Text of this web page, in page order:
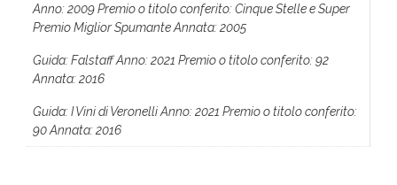
Anno: 2009 Premio o titolo conferito: Cinque Stelle e Super
Premio Miglior Spumante Annata: 2005
Guida: Falstaff Anno: 2021 Premio o titolo conferito: 92
Annata: 2016
Guida: I Vini di Veronelli Anno: 2021 Premio o titolo conferito:
90 Annata: 2016